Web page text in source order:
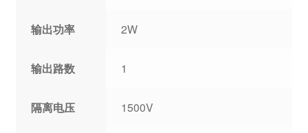
输出功率 2W
输出路数 1
隔离电压 1500V